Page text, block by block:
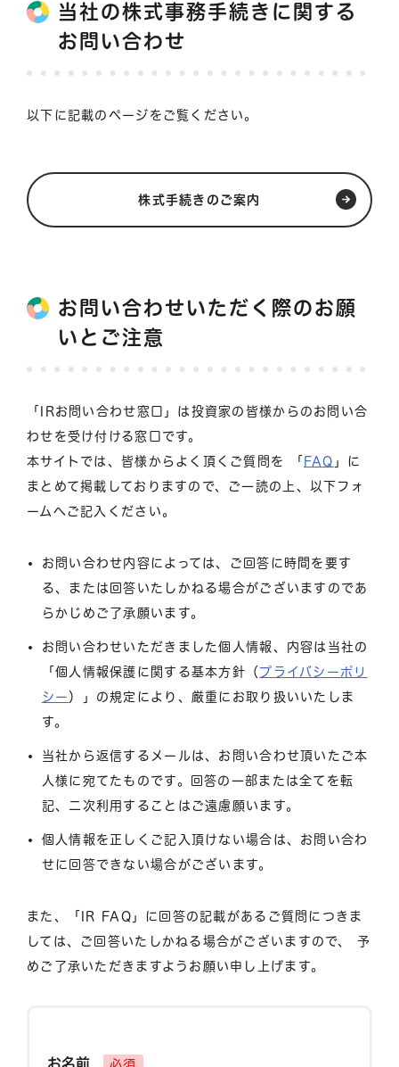
当社の株式事務手続きに関する
お問い合わせ
以下に記載のページをご覧ください。
株式手続きのご案内
お問い合わせいただく際のお願
いとご注意
「IRお問い合わせ窓口」は投資家の皆様からのお問い合
わせを受け付ける窓口です。
本サイトでは、皆様からよく頂くご質問を 「 FAQ 」に
まとめて掲載しておりますので、ご一読の上、以下フォ
ームへご記入ください。
お問い合わせ内容によっては、ご回答に時間を要す
る、または回答いたしかねる場合がございますのであ
らかじめご了承願います。
お問い合わせいただきました個人情報、内容は当社の
「個人情報保護に関する基本方針（プライバシーポリ
シー ）」の規定により、厳重にお取り扱いいたしま
す。
当社から返信するメールは、お問い合わせ頂いたご本
人様に宛てたものです。回答の一部または全てを転
記、二次利用することはご遠慮願います。
個人情報を正しくご記入頂けない場合は、お問い合わ
せに回答できない場合がございます。
また、「IR FAQ」に回答の記載があるご質問につきま
しては、ご回答いたしかねる場合がございますので、 予
めご了承いただきますようお願い申し上げます。
お名前 必須